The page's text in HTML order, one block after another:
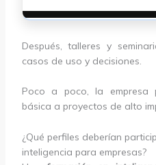
Después, talleres y
casos de uso y decisiones.
Poco a poco, la empresa
básica a proyectos de alto
¿Qué perfiles deberían
inteligencia para empresas?